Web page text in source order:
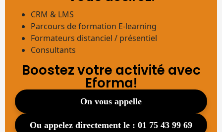
CRM & LMS
Parcours de formation E-learning
Formateurs distanciel / présentiel
Consultants
Boostez votre activité avec
Eforma!
on vous appelle
ou appelez directement le : 01 75 43 99 69